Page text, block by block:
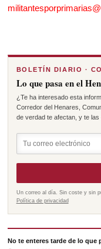
BOLETÍN DIARIO ·
Lo que pasa en el
¿Te ha interesado esta
Corredor del Henares,
de verdad te afectan, y te las
Un correo al día. Sin coste y sin
Política de privacidad
No te enteres tarde de lo que